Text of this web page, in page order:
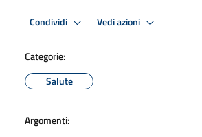
Condividi Vedi azioni
Categorie:
Salute
Argomenti: